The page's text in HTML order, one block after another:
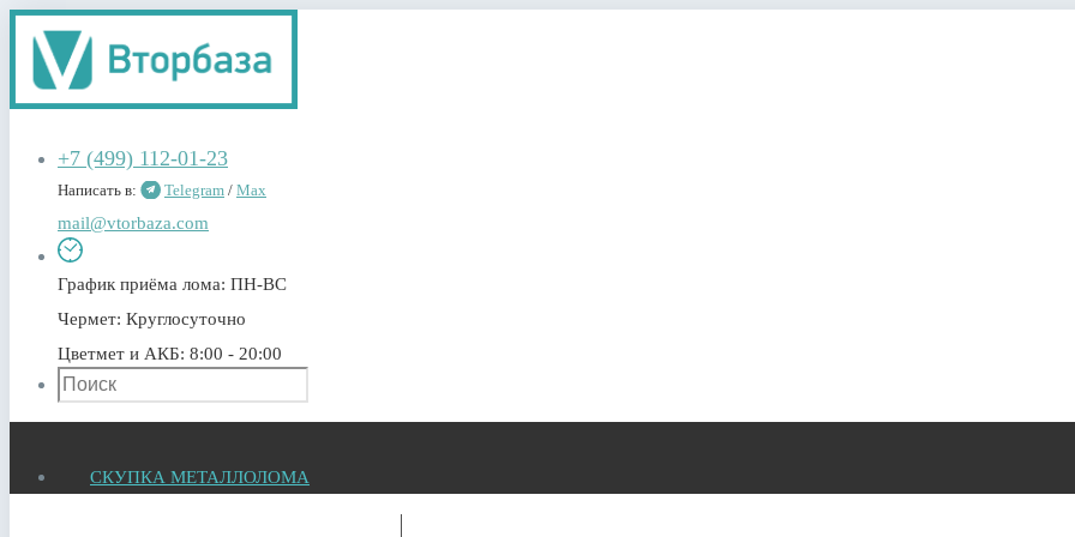
+7 (499) 112-01-23
Написать в: Telegram / Max
mail@vtorbaza.com
График приёма лома: ПН-ВС
Чермет: Круглосуточно
Цветмет и АКБ: 8:00 - 20:00
СКУПКА МЕТАЛЛОЛОМА